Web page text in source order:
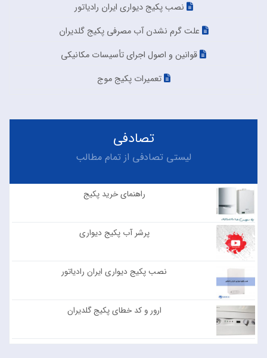
نصب پکیج دیواری ایران رادیاتور
علت گرم نشدن آب مصرفی پکیج گلدیران
قوانین و اصول اجرای تأسیسات مکانیکی
تعمیرات پکیج موج
تصادفی
لیستی تصادفی از تمام مطالب
۵۵۶
راهنمای خرید پکیج
۰
۵۵۸
پرشر آب پکیج دیواری
۰
۷۸۰
نصب پکیج دیواری ایران رادیاتور
۰
۸۶۲
ارور و کد خطای پکیج گلدیران